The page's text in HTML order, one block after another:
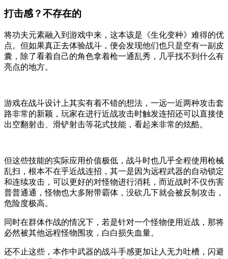
打击感？不存在的
将功夫元素融入到游戏中来，这本该是《生化变种》难得的优
点。但如果真正去体验战斗，便会发现他们也只是空有一副皮
囊，除了看着自己的角色拿着枪一通乱秀，几乎找不到什么有
亮点的地方。
游戏在战斗设计上其实有着不错的想法，一远一近两种攻击套
路非常的新颖，玩家在进行近战攻击时触发连招还可以直接使
出空翻射击、滑铲射击等花式技能，看起来非常的炫酷。
但这些技能的实际应用价值极低，战斗时也几乎全程使用枪械
乱扫，根本不在乎近战连招，其一是因为远程武器的自动锁定
和连续攻击，可以更好的对怪物进行消耗，而近战时不仅伤害
普普通通，怪物也大多附带霸体，没砍几下就会被反制攻击，
危险度极高。
同时在群体作战的情况下，若是针对一个怪物使用近战，那将
必然被其他远程怪物围攻，白白损失血量。
还不止这些，本作中武器的战斗手感更加让人无力吐槽，闪避